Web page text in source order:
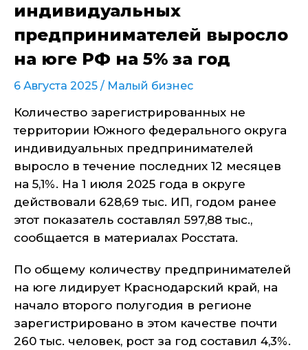
индивидуальных
предпринимателей выросло
на юге РФ на 5% за год
6 Августа 2025 / Малый бизнес
Количество зарегистрированных не
территории Южного федерального округа
индивидуальных предпринимателей
выросло в течение последних 12 месяцев
на 5,1%. На 1 июля 2025 года в округе
действовали 628,69 тыс. ИП, годом ранее
этот показатель составлял 597,88 тыс.,
сообщается в материалах Росстата.
По общему количеству предпринимателей
на юге лидирует Краснодарский край, на
начало второго полугодия в регионе
зарегистрировано в этом качестве почти
260 тыс. человек, рост за год составил 4,3%.